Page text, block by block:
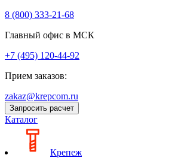
8 (800) 333‑21-68
Главный офис в МСК
+7 (495) 120-44-92
Прием заказов:
zakaz@krepcom.ru
Запросить расчет
Каталог
Крепеж